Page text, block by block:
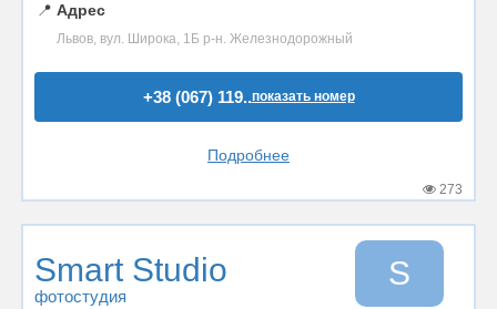
📍 Адрес
Львов, вул. Широка, 1Б р-н. Железнодорожный
+38 (067) 119..показать номер
Подробнее
273
Smart Studio
фотостудия
S